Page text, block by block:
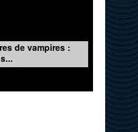
de vampires :